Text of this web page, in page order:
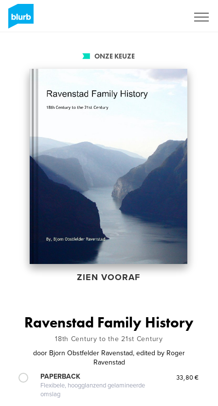
ONZE KEUZE
ZIEN VOORAF
Ravenstad Family History
18th Century to the 21st Century
door Bjorn Obstfelder Ravenstad, edited by Roger
Ravenstad
PAPERBACK
Flexibele, hoogglanzend gelamineerde
omslag
33,80 €